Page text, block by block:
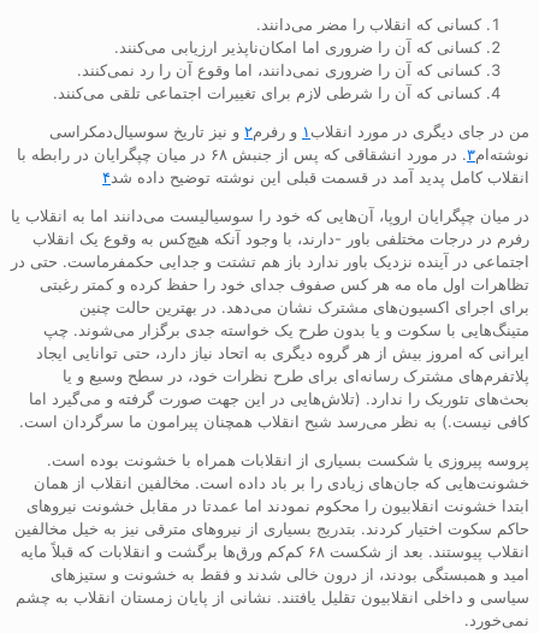
کسانی که انقلاب را مضر می‌دانند.
کسانی که آن را ضروری اما امکان‌ناپذیر ارزیابی می‌کنند.
کسانی که آن را ضروری نمی‌دانند، اما وقوع آن را رد نمی‌کنند.
کسانی که آن را شرطی لازم برای تغییرات اجتماعی تلقی می‌کنند.
من در جای دیگری در مورد انقلاب۱ و رفرم۲و نیز تاریخ سوسیال‌دمکراسی
نوشته‌ام۳
. در مورد انشقاقی که پس از جنبش ۶۸ در میان چپگرایان در رابطه با
انقلاب کامل پدید آمد در قسمت قبلی این نوشته توضیح داده شد۴
در میان چپگرایان اروپا، آن‌هایی که خود را سوسیالیست می‌دانند اما به انقلاب یا
رفرم در درجات مختلفی باور -دارند، با وجود آنکه هیچ‌کس به‌ وقوع یک انقلاب
اجتماعی در آینده نزدیک باور ندارد باز هم تشتت و جدایی حکمفرماست. حتی در
تظاهرات اول ماه مه هر کس صفوف جدای خود را حفظ کرده و کمتر رغبتی
برای اجرای اکسیون‌های مشترک نشان می‌دهد. در بهترین حالت چنین
متینگ‌هایی با سکوت و یا بدون طرح یک خواسته جدی برگزار می‌شوند. چپ
ایرانی که امروز بیش از هر گروه دیگری به اتحاد نیاز دارد، حتی توانایی ایجاد
پلاتفرم‌های مشترک رسانه‌ای برای طرح نظرات خود، در سطح وسیع و یا
بحث‌های تئوریک را ندارد. (تلاش‌هایی در این جهت صورت گرفته و می‌گیرد اما
کافی نیست.) به نظر می‌رسد شبح انقلاب همچنان پیرامون ما سرگردان است.
پروسه پیروزی یا شکست بسیاری از انقلابات همراه با خشونت بوده است.
خشونت‌هایی که جان‌های زیادی را بر باد داده است. مخالفین انقلاب از همان
ابتدا خشونت انقلابیون را محکوم نمودند اما عمدتا در مقابل خشونت نیروهای
حاکم سکوت اختیار کردند. بتدریج بسیاری از نیروهای مترقی نیز به خیل مخالفین
انقلاب پیوستند. بعد از شکست ۶۸ کم‌کم ورق‌ها برگشت و انقلابات که قبلاً مایه
امید و همبستگی بودند، از درون خالی شدند و فقط به خشونت و ستیزهای
سیاسی و داخلی انقلابیون تقلیل یافتند. نشانی از پایان زمستان انقلاب به چشم
نمی‌خورد.